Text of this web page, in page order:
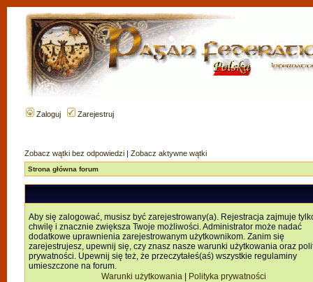
Zaloguj Zarejestruj
Zobacz wątki bez odpowiedzi | Zobacz aktywne wątki
Strona główna forum
Aby się zalogować, musisz być zarejestrowany(a). Rejestracja zajmuje
chwilę i znacznie zwiększa Twoje możliwości. Administrator może nadać
dodatkowe uprawnienia zarejestrowanym użytkownikom. Zanim się
zarejestrujesz, upewnij się, czy znasz nasze warunki użytkowania oraz
prywatności. Upewnij się też, że przeczytałeś(aś) wszystkie regulaminy
umieszczone na forum.
Warunki użytkowania| Polityka prywatności